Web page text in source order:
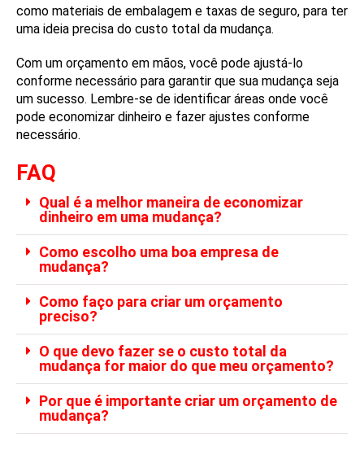
como materiais de embalagem e taxas de seguro, para ter
uma ideia precisa do custo total da mudança.
Com um orçamento em mãos, você pode ajustá-lo
conforme necessário para garantir que sua mudança seja
um sucesso. Lembre-se de identificar áreas onde você
pode economizar dinheiro e fazer ajustes conforme
necessário.
FAQ
Qual é a melhor maneira de economizar
dinheiro em uma mudança?
Como escolho uma boa empresa de
mudança?
Como faço para criar um orçamento
preciso?
O que devo fazer se o custo total da
mudança for maior do que meu orçamento?
Por que é importante criar um orçamento de
mudança?